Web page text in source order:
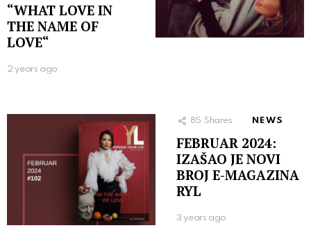
“WHAT LOVE IN
THE NAME OF
LOVE“
2 years ago
85 Shares NEWS
FEBRUAR 2024:
IZAŠAO JE NOVI
BROJ E-MAGAZINA
RYL
3 years ago